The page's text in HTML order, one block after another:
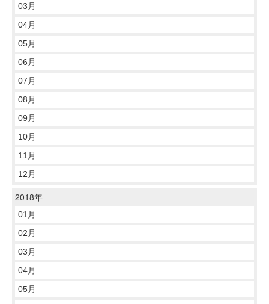
03月
04月
05月
06月
07月
08月
09月
10月
11月
12月
2018年
01月
02月
03月
04月
05月